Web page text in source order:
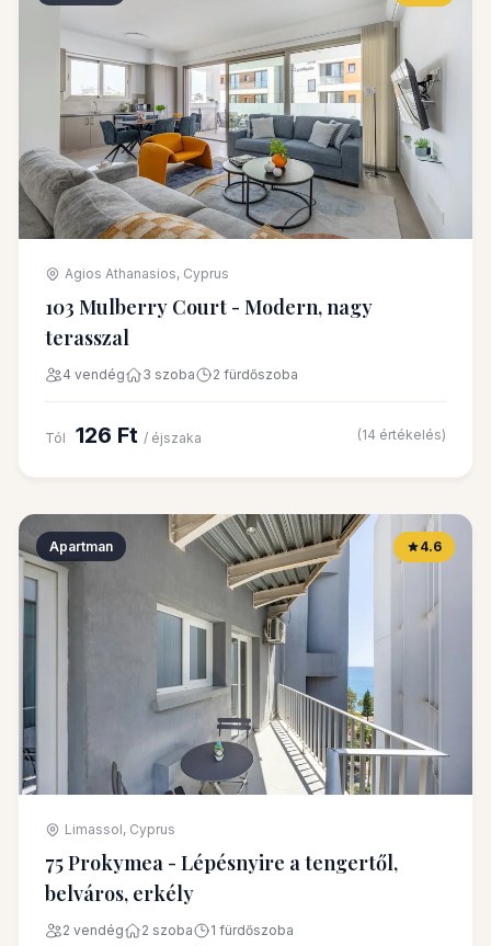
Agios Athanasios, Cyprus
103 Mulberry Court - Modern, nagy
terasszal
4 vendég 3 szoba 2 fürdőszoba
Tól 126 Ft / éjszaka (14 értékelés)
Apartman 4.6
Limassol, Cyprus
75 Prokymea - Lépésnyire a tengertől,
belváros, erkély
2 vendég 2 szoba 1 fürdőszoba